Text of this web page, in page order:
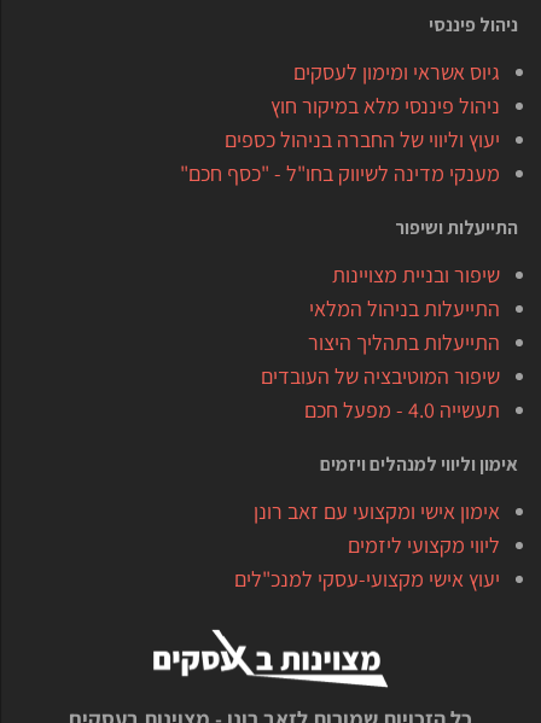
ניהול פיננסי
גיוס אשראי ומימון לעסקים
ניהול פיננסי מלא במיקור חוץ
יעוץ וליווי של החברה בניהול כספים
מענקי מדינה לשיווק בחו"ל - "כסף חכם"
התייעלות ושיפור
שיפור ובניית מצויינות
התייעלות בניהול המלאי
התייעלות בתהליך היצור
שיפור המוטיבציה של העובדים
תעשייה 4.0 - מפעל חכם
אימון וליווי למנהלים ויזמים
אימון אישי ומקצועי עם זאב רונן
ליווי מקצועי ליזמים
יעוץ אישי מקצועי-עסקי למנכ"לים